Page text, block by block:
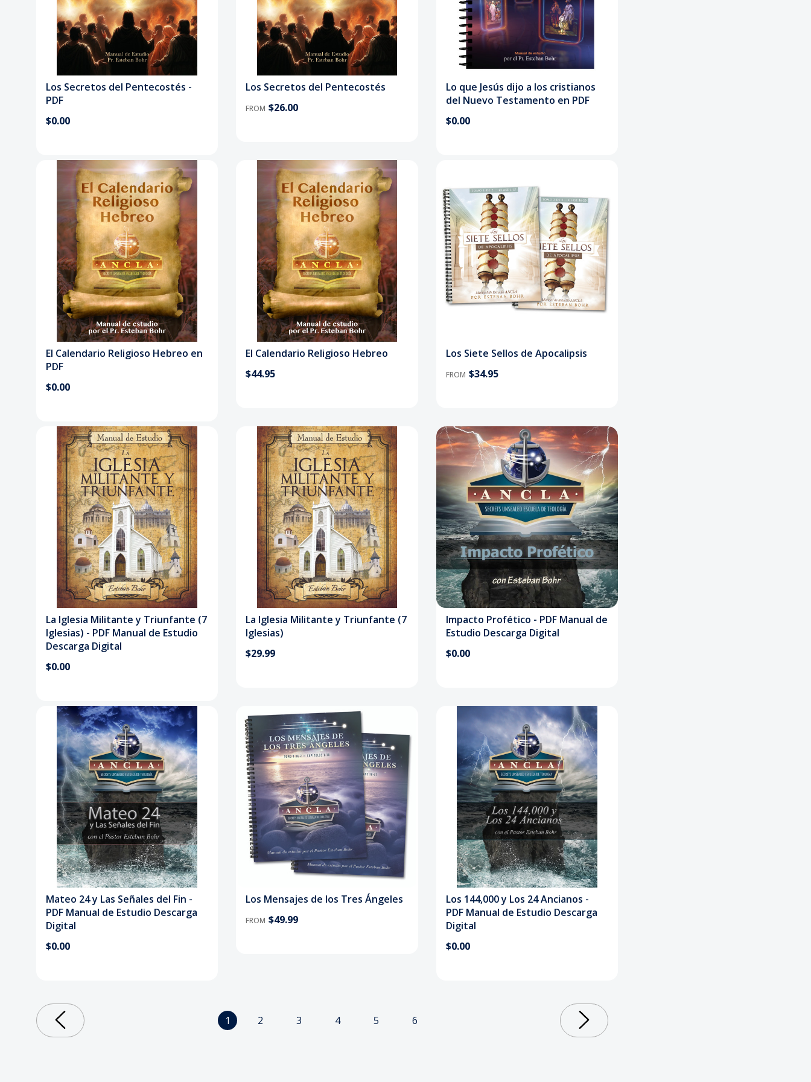
Los Secretos del Pentecostés -
PDF
$0.00
Los Secretos del Pentecostés
FROM $26.00
Lo que Jesús dijo a los cristianos
del Nuevo Testamento en PDF
$0.00
El Calendario Religioso Hebreo en
PDF
$0.00
El Calendario Religioso Hebreo
$44.95
Los Siete Sellos de Apocalipsis
FROM $34.95
La Iglesia Militante y Triunfante (7
Iglesias) - PDF Manual de Estudio
Descarga Digital
$0.00
La Iglesia Militante y Triunfante (7
Iglesias)
$29.99
Impacto Profético - PDF Manual de
Estudio Descarga Digital
$0.00
Mateo 24 y Las Señales del Fin -
PDF Manual de Estudio Descarga
Digital
$0.00
Los Mensajes de los Tres Ángeles
FROM $49.99
Los 144,000 y Los 24 Ancianos -
PDF Manual de Estudio Descarga
Digital
$0.00
1 2 3 4 5 6